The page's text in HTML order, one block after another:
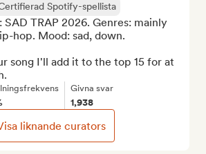
Spotify-spellista
TRAP 2026. Genres: mainly
hop. Mood: sad, down.
song I'll add it to the top 15 for at
Givna svar
1,938
liknande curators